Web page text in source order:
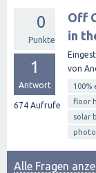
0
Punkte
1
Antwort
674 Aufrufe
Off
in
von
floor
solar
Alle Fragen